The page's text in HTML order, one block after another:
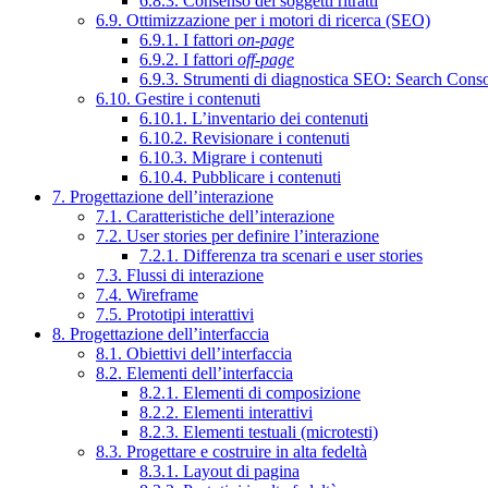
6.9. Ottimizzazione per i motori di ricerca (SEO)
6.9.1. I fattori on-page
6.9.2. I fattori off-page
6.9.3. Strumenti di diagnostica SEO: Search
6.10. Gestire i contenuti
6.10.1. L’inventario dei contenuti
6.10.2. Revisionare i contenuti
6.10.3. Migrare i contenuti
6.10.4. Pubblicare i contenuti
7. Progettazione dell’interazione
7.1. Caratteristiche dell’interazione
7.2. User stories per definire l’interazione
7.2.1. Differenza tra scenari e user stories
7.3. Flussi di interazione
7.4. Wireframe
7.5. Prototipi interattivi
8. Progettazione dell’interfaccia
8.1. Obiettivi dell’interfaccia
8.2. Elementi dell’interfaccia
8.2.1. Elementi di composizione
8.2.2. Elementi interattivi
8.2.3. Elementi testuali (microtesti)
8.3. Progettare e costruire in alta fedeltà
8.3.1. Layout di pagina